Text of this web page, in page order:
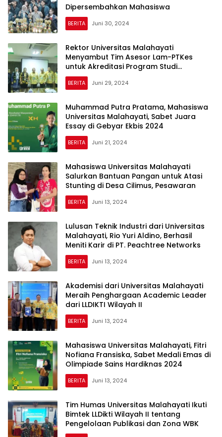
Dipersembahkan Mahasiswa
BERITA Juni 30, 2024
Rektor Universitas Malahayati
Menyambut Tim Asesor Lam-PTKes
untuk Akreditasi Program Studi
Kesehatan Masyarakat
BERITA Juni 29, 2024
Muhammad Putra Pratama, Mahasiswa
Universitas Malahayati, Sabet Juara
Essay di Gebyar Ekbis 2024
BERITA Juni 21, 2024
Mahasiswa Universitas Malahayati
Salurkan Bantuan Pangan untuk Atasi
Stunting di Desa Cilimus, Pesawaran
BERITA Juni 13, 2024
Lulusan Teknik Industri dari Universitas
Malahayati, Rio Yuri Aldino, Berhasil
Meniti Karir di PT. Peachtree Networks
BERITA Juni 13, 2024
Akademisi dari Universitas Malahayati
Meraih Penghargaan Academic Leader
dari LLDIKTI Wilayah II
BERITA Juni 13, 2024
Mahasiswa Universitas Malahayati, Fitri
Nofiana Fransiska, Sabet Medali Emas di
Olimpiade Sains Hardiknas 2024
BERITA Juni 13, 2024
Tim Humas Universitas Malahayati Ikuti
Bimtek LLDikti Wilayah II tentang
Pengelolaan Publikasi dan Zona WBK